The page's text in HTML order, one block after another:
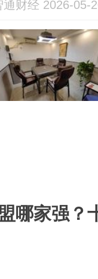
通财经 2026-05-
哪家强？